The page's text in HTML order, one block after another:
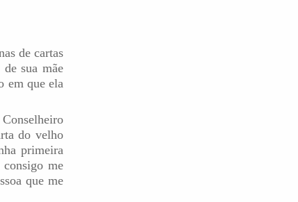
de cartas
sua mãe
em que ela
do velho
primeira
consigo me
que me